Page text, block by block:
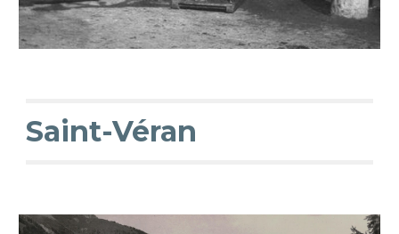
Saint-Véran